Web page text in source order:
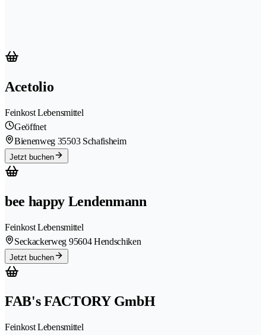
Acetolio
Feinkost Lebensmittel
Geöffnet
Bienenweg 35503 Schafisheim
Jetzt buchen
bee happy Lendenmann
Feinkost Lebensmittel
Seckackerweg 95604 Hendschiken
Jetzt buchen
FAB's FACTORY GmbH
Feinkost Lebensmittel